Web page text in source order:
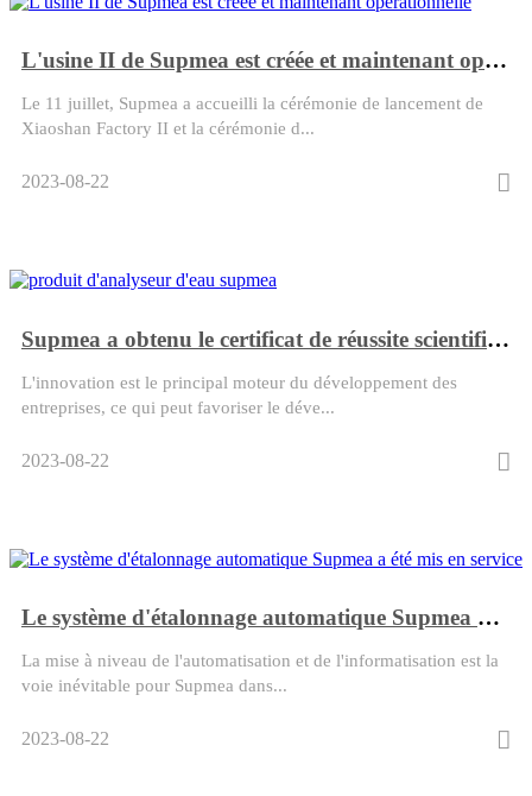
L'usine II de Supmea est créée et maintenant opérationnelle
Le 11 juillet, Supmea a accueilli la cérémonie de lancement de
Xiaoshan Factory II et la cérémonie d...
2023-08-22
Supmea a obtenu le certificat de réussite scientifique et technologique
L'innovation est le principal moteur du développement des
entreprises, ce qui peut favoriser le déve...
2023-08-22
​Le système d'étalonnage automatique Supmea a été mis en service
La mise à niveau de l'automatisation et de l'informatisation est la
voie inévitable pour Supmea dans...
2023-08-22